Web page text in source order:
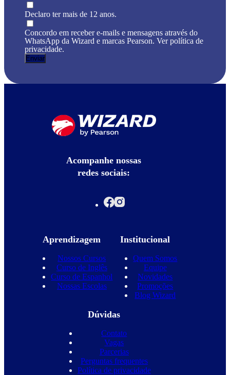
Declaro ter mais de 12 anos.
Concordo em receber e-mails e mensagens através do
WhatsApp da Wizard e marcas Pearson. Ver política de
privacidade.
Acompanhe nossas
redes sociais:
Aprendizagem
Nossos Cursos
Curso de Inglês
Curso de Espanhol
Nossas Escolas
Institucional
Quem Somos
Equipe
Novidades
Promoções
Blog Wizard
Dúvidas
Contato
Vagas
Parcerias
Perguntas frequentes
Política de privacidade